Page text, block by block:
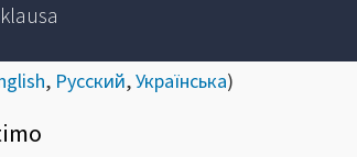
, Русский,Українська)